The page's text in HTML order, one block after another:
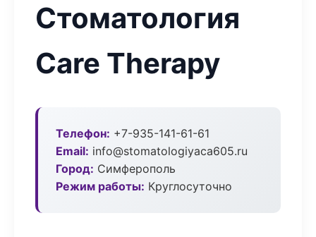
Стоматология
Care Therapy
Телефон: +7-935-141-61-61
Email: info@stomatologiyaca605.ru
Город: Симферополь
Режим работы: Круглосуточно